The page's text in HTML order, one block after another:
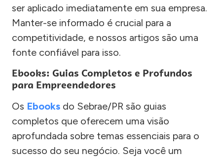
ser aplicado imediatamente em sua empresa.
Manter-se informado é crucial para a
competitividade, e nossos artigos são uma
fonte confiável para isso.
Ebooks: Guias Completos e Profundos
para Empreendedores
Os Ebooks do Sebrae/PR são guias
completos que oferecem uma visão
aprofundada sobre temas essenciais para o
sucesso do seu negócio. Seja você um